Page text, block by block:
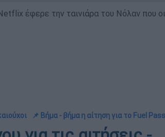
έφερε την ταινιάρα του Νόλαν που
📌 Βήμα - βήμα η αίτηση για το Fuel